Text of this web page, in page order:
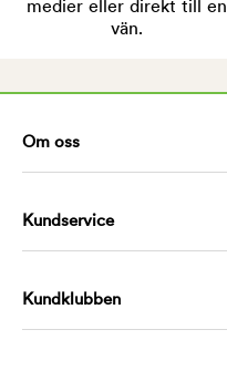
medier eller direkt till en
vän.
Om oss
Kundservice
Kundklubben